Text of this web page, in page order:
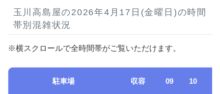
玉川高島屋の2026年4月17日(金曜日)の時間
帯別混雑状況
※横スクロールで全時間帯がご覧いただけます。
駐車場 収容 09 10